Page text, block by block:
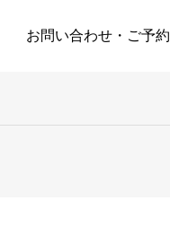
お問い合わせ・ご予約